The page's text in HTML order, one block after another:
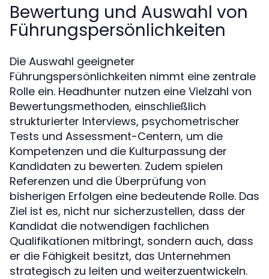
Bewertung und Auswahl von
Führungspersönlichkeiten
Die Auswahl geeigneter
Führungspersönlichkeiten nimmt eine zentrale
Rolle ein. Headhunter nutzen eine Vielzahl von
Bewertungsmethoden, einschließlich
strukturierter Interviews, psychometrischer
Tests und Assessment-Centern, um die
Kompetenzen und die Kulturpassung der
Kandidaten zu bewerten. Zudem spielen
Referenzen und die Überprüfung von
bisherigen Erfolgen eine bedeutende Rolle. Das
Ziel ist es, nicht nur sicherzustellen, dass der
Kandidat die notwendigen fachlichen
Qualifikationen mitbringt, sondern auch, dass
er die Fähigkeit besitzt, das Unternehmen
strategisch zu leiten und weiterzuentwickeln.